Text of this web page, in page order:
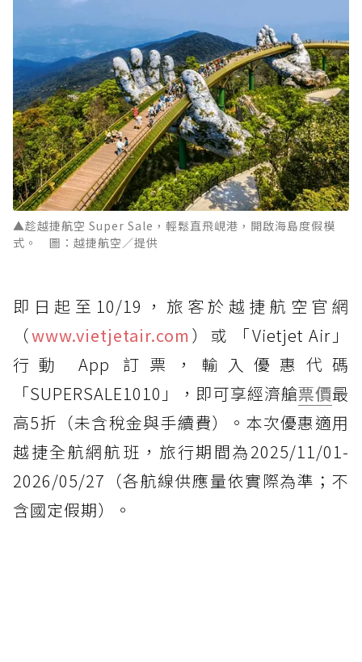
▲趁越捷航空 Super Sale，輕鬆直飛峴港，開啟海島度假模
式。 圖：越捷航空／提供
即日起至10/19，旅客於越捷航空官網
（www.vietjetair.com ）或 「Vietjet Air」
行動 App 訂票，輸入優惠代碼
「SUPERSALE1010」，即可享經濟艙票價最
高5折（未含稅金與手續費）。本次優惠適用
越捷全航網航班，旅行期間為2025/11/01-
2026/05/27（各航線供應量依實際為準；不
含國定假期）。